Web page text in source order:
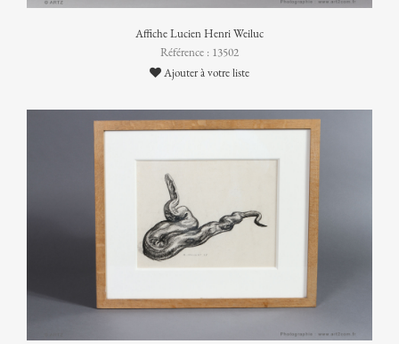
Affiche Lucien Henri Weiluc
Référence : 13502
Ajouter à votre liste